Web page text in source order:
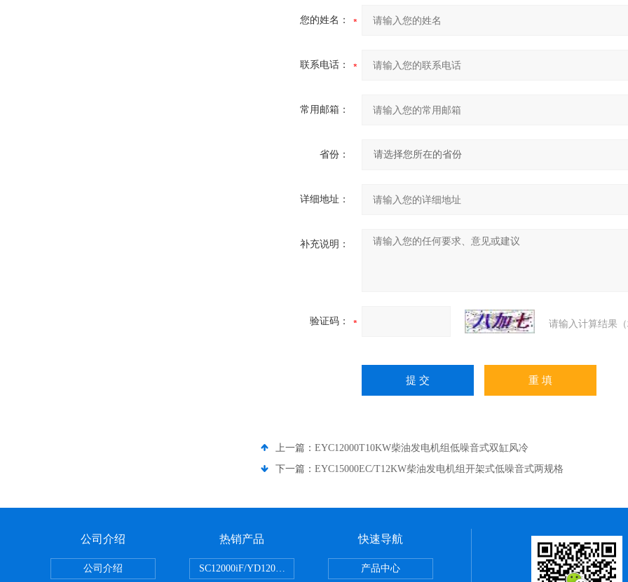
您的姓名：
联系电话：
常用邮箱：
省份：
详细地址：
补充说明：
验证码： 请输入计算结果
上一篇： EYC12000T10KW柴油发电机组低噪音式双缸风冷
下一篇： EYC15000EC/T12KW柴油发电机组开架式低噪音式两规格
公司介绍
公司介绍
热销产品
SC12000iF/YD12000大疆T30用汽油发电机9KW价格经济实惠
快速导航
产品中心